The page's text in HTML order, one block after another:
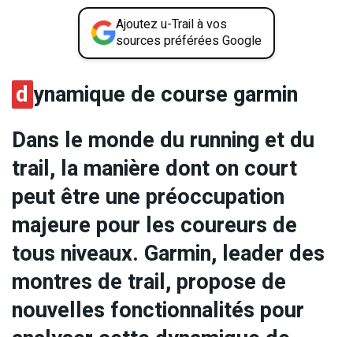
Ajoutez u-Trail à vos
sources préférées Google
d ynamique de course garmin
Dans le monde du running et du
trail, la manière dont on court
peut être une préoccupation
majeure pour les coureurs de
tous niveaux. Garmin, leader des
montres de trail, propose de
nouvelles fonctionnalités pour